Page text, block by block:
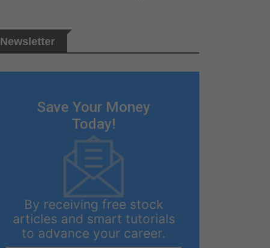
Newsletter
Save Your Money
Today!
By receiving free stock
articles and smart tutorials
to advance your career.